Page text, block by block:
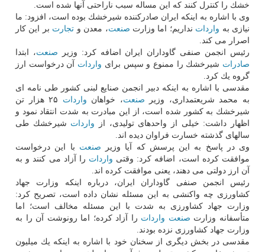
خشك را كنترل كنند كه این مساله سبب ناراحتی آنها شده است.
وی با اشاره به اینكه ایران صادركننده شیرخشك بوده است، افزود: ما
نیازی به واردات نداریم؛ اما وزارت صنعت، معدن و تجارت بر این كار
اصرار می كند.
رئیس انجمن صنفی گاوداران ایران اضافه كرد: وزیر صنعت، ابتدا
صادرات شیرخشك را ممنوع و سپس برای واردات آن درخواست ارز
گروه یك كرد.
مقدسی با اشاره به اینكه دبیر انجمن صنایع لبنی كشور طی نامه ای
به محمد شریعتمداری، وزیر صنعت، خواهان واردات
۲۵ هزار تن
شیرخشك به كشور شده است، از این مبادرت به شدت انتقاد نمود و
اظهار داشت: خیلی از واحدهای تولیدی، از واردات شیرخشك طی
سالهای گذشته خسارت فراوان دیده اند.
وی در پاسخ به این پرسش كه آیا وزیر صنعت با این درخواست
موافقت كرده است، اضافه كرد: وقتی واردات را آزاد می كنند و به
آن ارز دولتی می دهند، یعنی موافقت كرده اند.
رئیس انجمن صنفی گاوداران ایران، درباره اینكه وزارت جهاد
كشاورزی چه واكنشی به این مسئله نشان داده است، تصریح كرد:
وزارت جهاد كشاورزی به شدت با این مسئله مخالف است؛ اما
متأسفانه وزارت صنعت واردات را آزاد كرده؛ اما رونوشت آن را به
وزارت جهاد كشاورزی نزده بودند.
مقدسی در بخش دیگری از سخنان خود با اشاره به اینكه یك میلیون